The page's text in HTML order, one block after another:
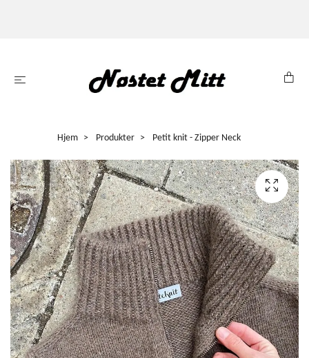
Hjem Produkter Petit knit - Zipper Neck